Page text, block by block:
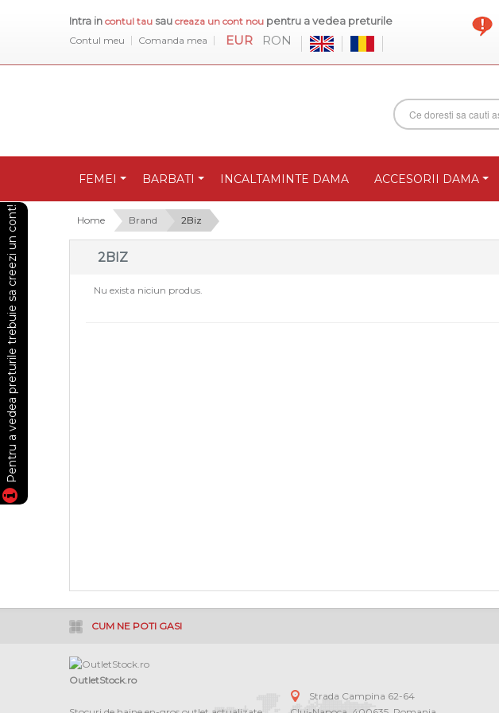
Intra in contul tau sau creaza un cont nou pentru a vedea preturile
Contul meu Comanda mea EUR RON
FEMEI BARBATI INCALTAMINTE DAMA ACCESORII DAMA
Home Brand 2Biz
2BIZ
Nu exista niciun produs.
CUM NE POTI GASI
OutletStock.ro
Strada Campina 62-64
Pentru a vedea preturile trebuie sa creezi un cont!